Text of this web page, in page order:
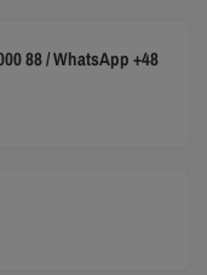
88 / WhatsApp +48